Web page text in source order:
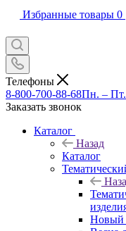
Избранные товары 0
Телефоны
8-800-700-88-68Пн. –
Заказать звонок
Каталог
Назад
Каталог
Новый